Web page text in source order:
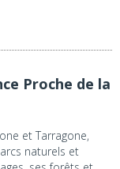
Proche de la
et Tarragone,
naturels et